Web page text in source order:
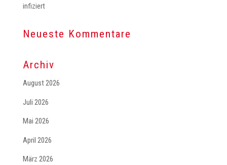
infiziert
Neueste Kommentare
Archiv
August 2026
Juli 2026
Mai 2026
April 2026
März 2026